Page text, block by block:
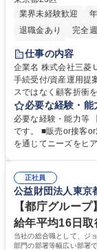
業界未経験歓迎
退職金あり
完全
土日祝休み
仕事の内容
企業名 株式会社三菱ＵＦＪ銀行 求人名 【東京都
手続受付/資産運用提案)/後方事務/
スではなく顧客折衝
事していただきます
ーション、お客様対応 ■窓口にて、ご来店された個人のお客様に対し
融商品のご提案 ■効
に必ずご覧ください
必要な経験・能
必要な経験・能力等
です。 ■販売or接客
を通じてニーズをヒアリ
るので安心して入行
や社内副業等を活用
ます。 学歴・資格 学歴：大学院 大学 高専 短大 専修学校 高校 語学力：
資格：
正社員
公益財団法人東京
【都庁グルー
給年平均16日取
当社の総合職として、ジ
部門の部署等幅広い部署